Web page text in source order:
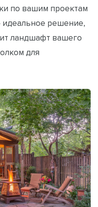
по вашим проектам
решение,
ландшафт вашего
для